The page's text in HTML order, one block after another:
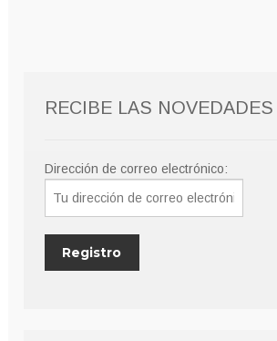
RECIBE LAS NOVEDADES
Dirección de correo electrónico: